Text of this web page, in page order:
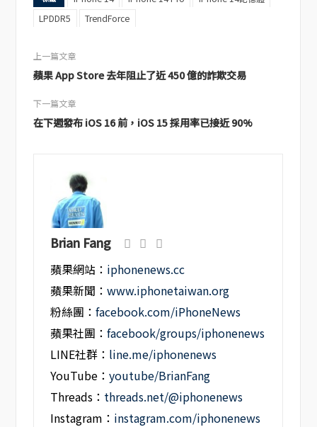
LPDDR5
TrendForce
上一篇文章
蘋果 App Store 去年阻止了近 450 億的詐欺交易
下一篇文章
在下週發布 iOS 16 前，iOS 15 採用率已接近 90%
Brian Fang
蘋果網站： iphonenews.cc
蘋果新聞：www.iphonetaiwan.org
粉絲團：facebook.com/iPhoneNews
蘋果社團：facebook/groups/iphonenews
LINE社群： line.me/iphonenews
YouTube：youtube/BrianFang
Threads： threads.net/@iphonenews
Instagram： instagram.com/iphonenews